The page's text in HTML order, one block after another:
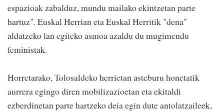
espazioak zabalduz, mundu mailako ekintzetan parte
hartuz". Euskal Herrian eta Euskal Herritik "dena"
aldatzeko lan egiteko asmoa azaldu du mugimendu
feministak.
Horretarako, Tolosaldeko herrietan asteburu honetatik
aurrera egingo diren mobilizazioetan eta ekitaldi
ezberdinetan parte hartzeko deia egin dute antolatzaileek,